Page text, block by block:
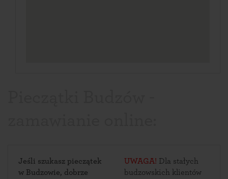
Jeśli szukasz pieczątek
w Budzowie, dobrze
UWAGA! Dla stałych
budzowskich klientów